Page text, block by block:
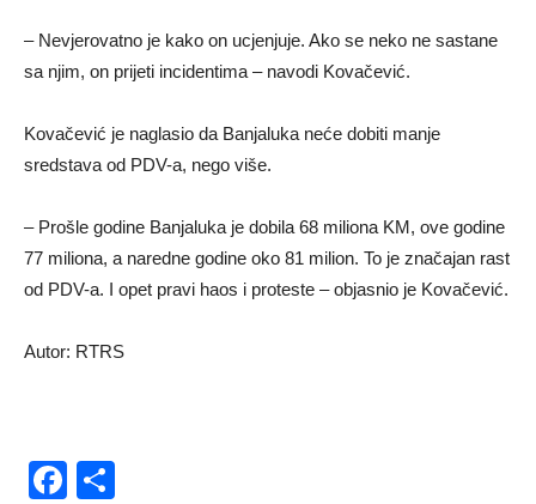
– Nevjerovatno je kako on ucjenjuje. Ako se neko ne sastane
sa njim, on prijeti incidentima – navodi Kovačević.
Kovačević je naglasio da Banjaluka neće dobiti manje
sredstava od PDV-a, nego više.
– Prošle godine Banjaluka je dobila 68 miliona KM, ove godine
77 miliona, a naredne godine oko 81 milion. To je značajan rast
od PDV-a. I opet pravi haos i proteste – objasnio je Kovačević.
Autor: RTRS
Facebook